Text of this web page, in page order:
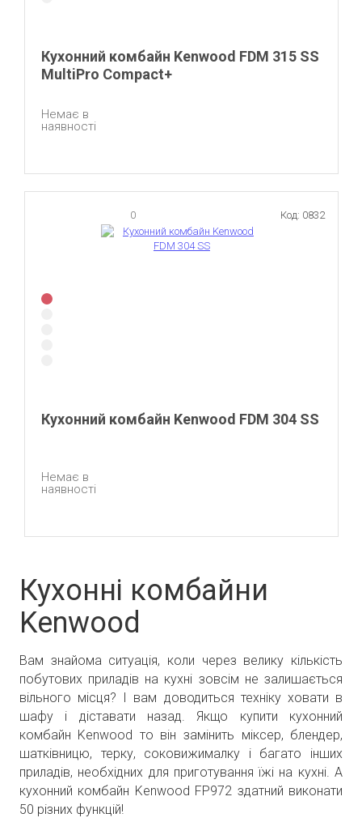
Кухонний комбайн Kenwood FDM 315 SS
MultiPro Compact+
Немає в
наявності
0
Кухонний комбайн Kenwood FDM 304 SS
Код: 0832
Немає в
наявності
Кухонні комбайни
Kenwood
Вам знайома ситуація, коли через велику кількість
побутових приладів на кухні зовсім не залишається
вільного місця? І вам доводиться техніку ховати в
шафу і діставати назад. Якщо купити кухонний
комбайн Kenwood то він замінить міксер, блендер,
шатківницю, терку, соковижималку і багато інших
приладів, необхідних для приготування їжі на кухні. А
кухонний комбайн Kenwood FP972 здатний виконати
50 різних функцій!